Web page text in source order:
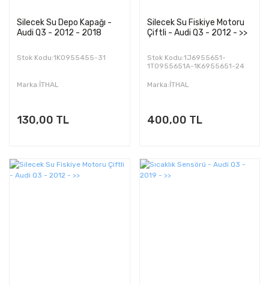
Silecek Su Depo Kapağı -
Audi Q3 - 2012 - 2018
Stok Kodu:1K0955455-31
Marka:İTHAL
130,00 TL
Silecek Su Fiskiye Motoru
Çiftli - Audi Q3 - 2012 - >>
Stok Kodu:1J6955651-
1T0955651A-1K6955651-24
Marka:İTHAL
400,00 TL